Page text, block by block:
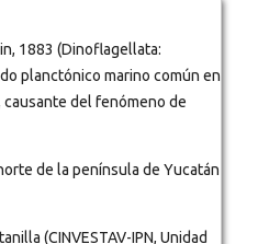
1883 (Dinoflagellata:
planctónico marino común en
del fenómeno de
de la península de Yucatán
(CINVESTAV-IPN, Unidad